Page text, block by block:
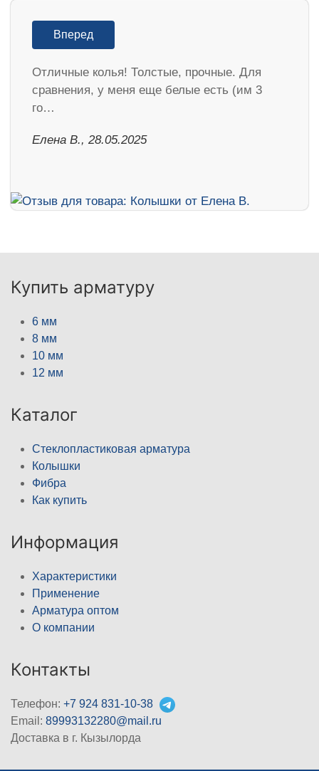
Вперед
Отличные колья! Толстые, прочные. Для
сравнения, у меня еще белые есть (им 3
го…
Елена В., 28.05.2025
Купить арматуру
6 мм
8 мм
10 мм
12 мм
Каталог
Стеклопластиковая арматура
Колышки
Фибра
Как купить
Информация
Характеристики
Применение
Арматура оптом
О компании
Контакты
Телефон: +7 924 831-10-38
Email: 89993132280@mail.ru
Доставка в г. Кызылорда